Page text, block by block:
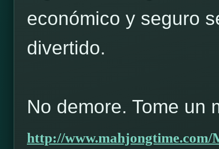
económico y seguro
divertido.
No demore. Tome un
http://